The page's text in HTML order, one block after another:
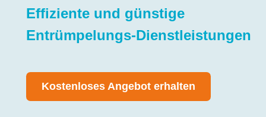
Effiziente und günstige
Entrümpelungs-Dienstleistungen
Kostenloses Angebot erhalten